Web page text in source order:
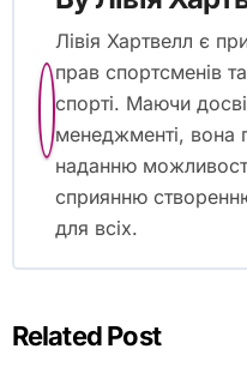
Лівія Хартвелл є
прав спортсменів
спорті. Маючи
менеджменті, вона
наданню
сприянню
для всіх.
Related Post